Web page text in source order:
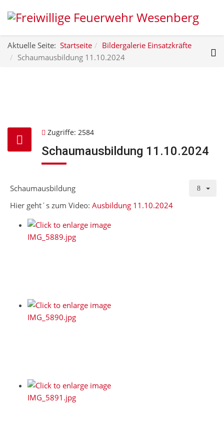
Aktuelle Seite: Startseite
Bildergalerie Einsatzkräfte
Schaumausbildung 11.10.2024
Zugriffe: 2584
Schaumausbildung 11.10.2024
Schaumausbildung
Hier geht´s zum Video: Ausbildung 11.10.2024